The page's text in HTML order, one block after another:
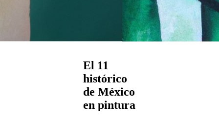
El 11
histórico
de México
en pintura